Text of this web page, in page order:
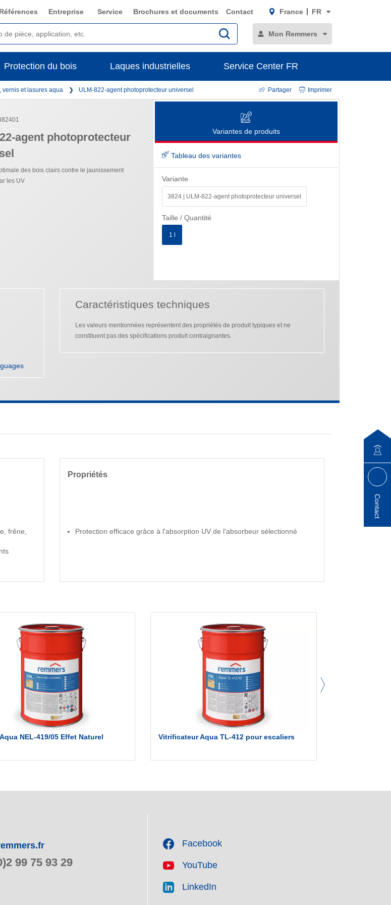
Références Entreprise Service Brochures et documents Contact France FR
Mon Remmers
Protection du bois Laques industrielles Service Center FR
vernis et lasures aqua ULM-822-agent photoprotecteur universel Partager Imprimer
agent photoprotecteur
des bois clairs contre le jaunissement
les UV
Variantes de produits
Tableau des variantes
Variante
3824 | ULM-822-agent photoprotecteur universel
Taille / Quantité
1 l
Caractéristiques techniques
Les valeurs mentionnées représentent des propriétés de produit typiques et ne
constituent pas des spécifications produit contraignantes.
frêne,
Propriétés
Protection efficace grâce à l'absorption UV de l'absorbeur sélectionné
NEL-419/05 Effet Naturel Vitrificateur Aqua TL-412 pour escaliers
99 75 93 29
Facebook
YouTube
LinkedIn
Contact